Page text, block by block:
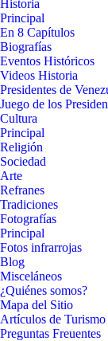
Historia
Principal
En 8 Capítulos
Biografías
Eventos Históricos
Videos Historia
Presidentes de
Juego de los
Cultura
Principal
Religión
Sociedad
Arte
Refranes
Tradiciones
Fotografías
Principal
Fotos infrarrojas
Blog
Misceláneos
¿Quiénes somos?
Mapa del Sitio
Artículos de Turismo
Preguntas Freuentes